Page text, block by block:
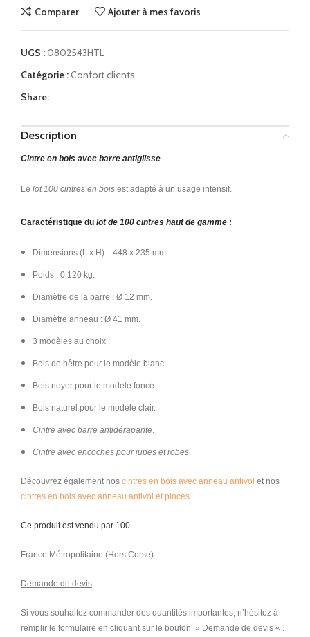
Comparer Ajouter à mes favoris
UGS :0802543HTL
Catégorie :Confort clients
Share:
Description
Cintre en bois avec barre antiglisse
Le lot 100 cintres en bois est adapté à un usage intensif.
Caractéristique du lot de 100 cintres haut de gamme :
Dimensions (L x H) : 448 x 235 mm.
Poids : 0,120 kg.
Diamètre de la barre : Ø 12 mm.
Diamètre anneau : Ø 41 mm.
3 modèles au choix :
Bois de hêtre pour le modèle blanc.
Bois noyer pour le modèle foncé.
Bois naturel pour le modèle clair.
Cintre avec barre antidérapante.
Cintre avec encoches pour jupes et robes.
Découvrez également nos cintres en bois avec anneau antivol et nos
cintres en bois avec anneau antivol et pinces.
​Ce produit est vendu par 100
France Métropolitaine (Hors Corse)
Demande de devis :
Si vous souhaitez commander des quantités importantes, n’hésitez à
remplir le formulaire en cliquant sur le bouton » Demande de devis « .